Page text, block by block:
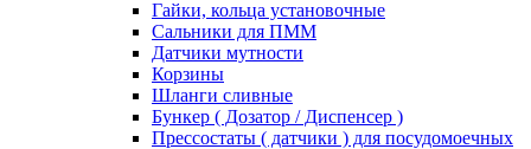
Гайки, кольца установочные
Сальники для ПММ
Датчики мутности
Корзины
Шланги сливные
Бункер ( Дозатор / Диспенсер )
Прессостаты ( датчики ) для посудомоечных